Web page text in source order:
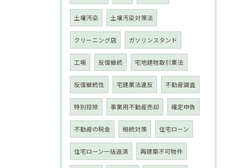
土壌汚染 土壌汚染対策法
クリーニング店 ガソリンスタンド
工場 反復継続 宅地建物取引業法
反復継続性 宅建業法違反 不動産調査
特別控除 事業用不動産売却 確定申告
不動産の税金 相続対策 住宅ローン
住宅ローン一括返済 再建築不可物件